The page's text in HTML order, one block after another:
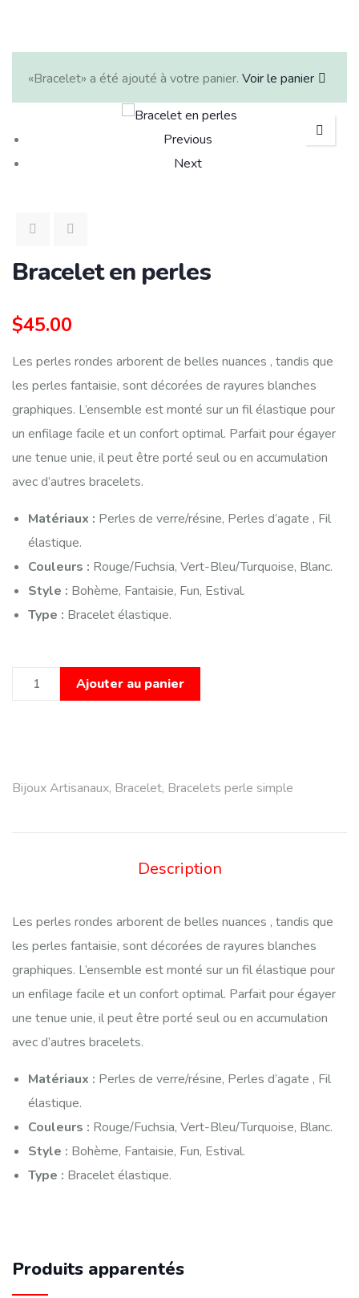
«Bracelet» a été ajouté à votre panier. Voir le panier
Previous
Next
Bracelet en perles
$45.00
Les perles rondes arborent de belles nuances , tandis que
les perles fantaisie, sont décorées de rayures blanches
graphiques. L’ensemble est monté sur un fil élastique pour
un enfilage facile et un confort optimal. Parfait pour égayer
une tenue unie, il peut être porté seul ou en accumulation
avec d’autres bracelets.
Matériaux : Perles de verre/résine, Perles d’agate , Fil
élastique.
Couleurs : Rouge/Fuchsia, Vert-Bleu/Turquoise, Blanc.
Style : Bohème, Fantaisie, Fun, Estival.
Type : Bracelet élastique.
Ajouter au panier
Bijoux Artisanaux, Bracelet, Bracelets perle simple
Description
Les perles rondes arborent de belles nuances , tandis que
les perles fantaisie, sont décorées de rayures blanches
graphiques. L’ensemble est monté sur un fil élastique pour
un enfilage facile et un confort optimal. Parfait pour égayer
une tenue unie, il peut être porté seul ou en accumulation
avec d’autres bracelets.
Matériaux : Perles de verre/résine, Perles d’agate , Fil
élastique.
Couleurs : Rouge/Fuchsia, Vert-Bleu/Turquoise, Blanc.
Style : Bohème, Fantaisie, Fun, Estival.
Type : Bracelet élastique.
Produits apparentés